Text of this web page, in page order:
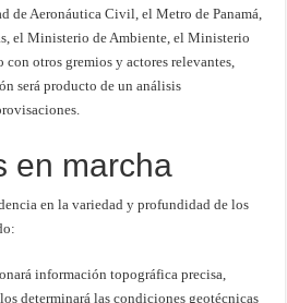
de Aeronáutica Civil, el Metro de Panamá,
el Ministerio de Ambiente, el Ministerio
otros gremios y actores relevantes,
será producto de un análisis
en marcha
en la variedad y profundidad de los
información topográfica precisa,
determinará las condiciones geotécnicas